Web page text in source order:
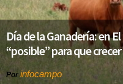
Día de la Ganadería: en
“posible” para que
Por infocampo